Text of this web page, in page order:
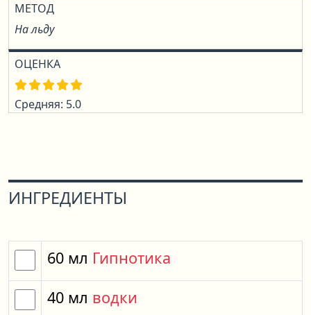
МЕТОД
На льду
ОЦЕНКА
Средняя: 5.0
ИНГРЕДИЕНТЫ
60 мл Гипнотика
40 мл водки